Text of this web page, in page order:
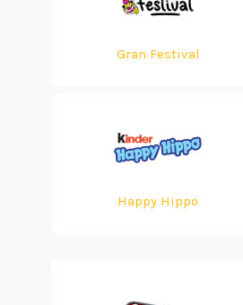
Gran Festival
Happy Hippo